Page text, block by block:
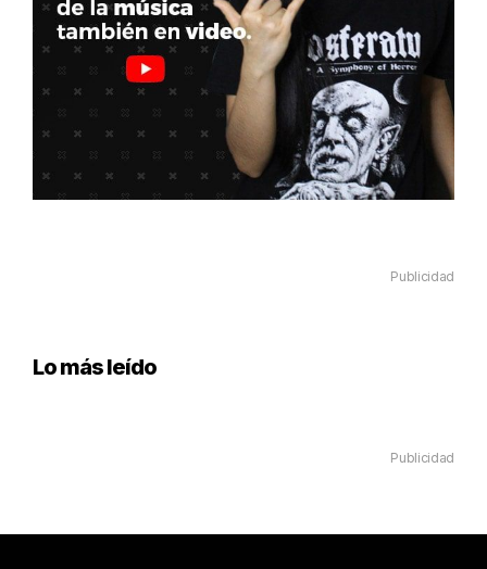
Publicidad
Lo más leído
Publicidad